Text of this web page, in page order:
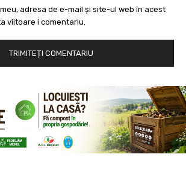
adresa de e-mail și site-ul web în acest
viitoare i comentariu.